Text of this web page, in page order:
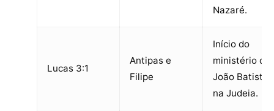
Nazaré.
Lucas 3:1
Antipas e
Filipe
Início do
ministério de
João Batista
na Judeia.